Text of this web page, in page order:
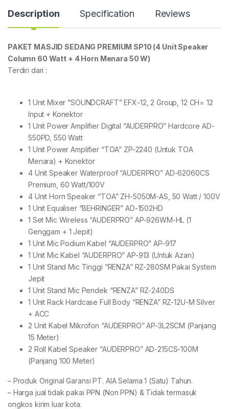
Description Specification Reviews
PAKET MASJID SEDANG PREMIUM SP10 (4 Unit Speaker
Column 60 Watt + 4 Horn Menara 50 W)
Terdiri dari :
1 Unit Mixer “SOUNDCRAFT” EFX-12, 2 Group, 12 CH= 12
Input + Konektor
1 Unit Power Amplifier Digital “AUDERPRO” Hardcore AD-
550PD, 550 Watt
1 Unit Power Amplifier “TOA” ZP-2240 (Untuk TOA
Menara) + Konektor
4 Unit Speaker Waterproof “AUDERPRO” AD-62060CS
Premium, 60 Watt/100V
4 Unit Horn Speaker “TOA” ZH-5050M-AS, 50 Watt / 100V
1 Unit Equaliser “BEHRINGER” AD-1502HD
1 Set Mic Wireless “AUDERPRO” AP-926WM-HL (1
Genggam + 1 Jepit)
1 Unit Mic Podium Kabel “AUDERPRO” AP-917
1 Unit Mic Kabel “AUDERPRO” AP-913 (Untuk Azan)
1 Unit Stand Mic Tinggi “RENZA” RZ-280SM Pakai System
Jepit
1 Unit Stand Mic Pendek “RENZA” RZ-240DS
1 Unit Rack Hardcase Full Body “RENZA” RZ-12U-M Silver
+ ACC
2 Unit Kabel Mikrofon “AUDERPRO” AP-3L2SCM (Panjang
15 Meter)
2 Roll Kabel Speaker “AUDERPRO” AD-215CS-100M
(Panjang 100 Meter)
– Produk Original Garansi PT. AIA Selama 1 (Satu) Tahun.
– Harga jual tidak pakai PPN (Non PPN) & Tidak termasuk
ongkos kirim luar kota.